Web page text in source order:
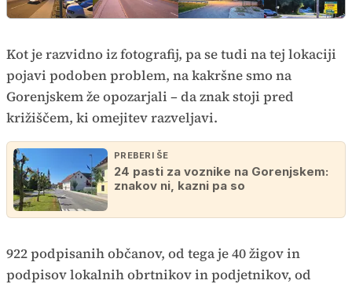
Kot je razvidno iz fotografij, pa se tudi na tej lokaciji
pojavi podoben problem, na kakršne smo na
Gorenjskem že opozarjali – da znak stoji pred
križiščem, ki omejitev razveljavi.
PREBERI ŠE
24 pasti za voznike na Gorenjskem:
znakov ni, kazni pa so
922 podpisanih občanov, od tega je 40 žigov in
podpisov lokalnih obrtnikov in podjetnikov, od